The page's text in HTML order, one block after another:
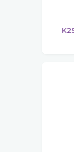
K25-6027 Suplemento